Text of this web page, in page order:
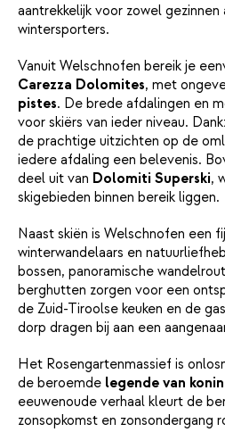
aantrekkelijk voor zowel
wintersporters.
Vanuit Welschnofen bereik je
Carezza Dolomites, met
pistes. De brede afdalingen en
voor skiërs van ieder niveau.
de prachtige uitzichten op de
iedere afdaling een belevenis.
deel uit van Dolomiti Superski,
skigebieden binnen bereik liggen.
Naast skiën is Welschnofen een
winterwandelaars en
bossen, panoramische
berghutten zorgen voor een
de Zuid-Tiroolse keuken en de
dorp dragen bij aan een
Het Rosengartenmassief is
de beroemde legende van
eeuwenoude verhaal kleurt de
zonsopkomst en zonsondergang